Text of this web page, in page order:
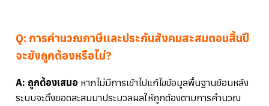
Q: การคำนวณภาษีและประกันสังคมสะสมตอนสิ้นปี
จะยังถูกต้องหรือไม่?
A: ถูกต้องเสมอ หากไม่มีการเข้าไปแก้ไขข้อมูลพื้นฐานย้อนหลัง
ระบบจะดึงยอดสะสมมาประมวลผลให้ถูกต้องตามการคำนวณ